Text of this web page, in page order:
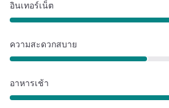
อินเทอร์เน็ต
ความสะดวกสบาย
อาหารเช้า